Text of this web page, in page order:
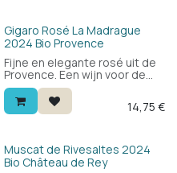
pioenroos.
Bio
Gigaro Rosé La Madrague
2024 Bio Provence
Fijne en elegante rosé uit de
Provence. Een wijn voor de
gezellige momenten in de
zon. Saint Tropez in je glas.
14,75 €
Bio
Muscat de Rivesaltes 2024
Bio Château de Rey